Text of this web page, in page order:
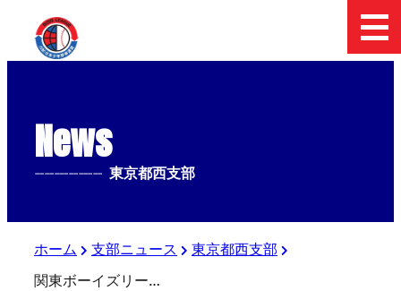
News
-------------- 東京都西支部
ホーム 支部ニュース
東京都西支部
関東ボーイズリーグ 試合時間変更のお知らせ